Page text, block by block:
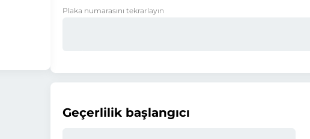
Plaka numarasını tekrarlayın
Geçerlilik başlangıcı